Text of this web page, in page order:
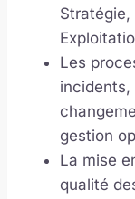
Stratégie,
Les
incidents,
gestion
La mise
qualité